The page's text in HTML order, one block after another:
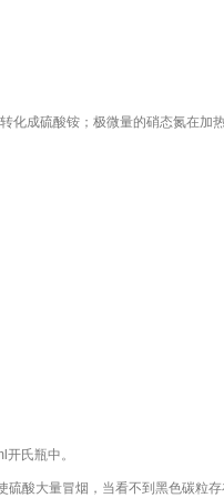
成硫酸铵；极微量的硝态氮在
氏瓶中。
酸大量冒烟，当看不到黑色碳